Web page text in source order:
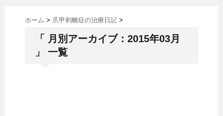
ホーム > 爪甲剥離症の治療日記 >
「 月別アーカイブ：2015年03月
」 一覧